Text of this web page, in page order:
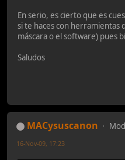
En serio, es cierto que es
si te haces con herramientas
máscara o el software) pues
Saludos
MACysuscanon
16-Nov-09, 17:23